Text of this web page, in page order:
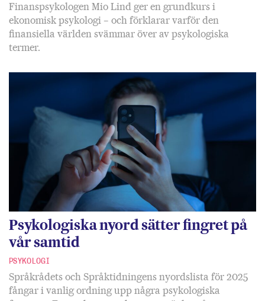
Finanspsykologen Mio Lind ger en grundkurs i
ekonomisk psykologi – och förklarar varför den
finansiella världen svämmar över av psykologiska
termer.
Psykologiska nyord sätter fingret på
vår samtid
PSYKOLOGI
Språkrådets och Språktidningens nyordslista för 2025
fångar i vanlig ordning upp några psykologiska